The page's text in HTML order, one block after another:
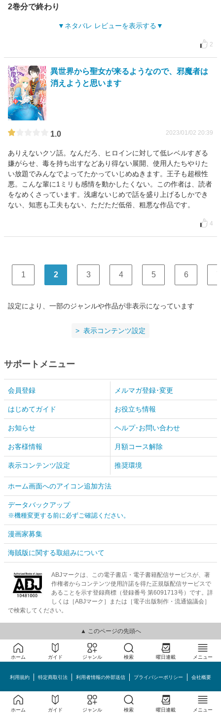
2巻分で終わり
ネタバレ レビューを表示する
2
異世界から聖女が来るようなので、邪魔者は
消えようと思います
1.0 2023/01/02 20:39
ありえないクソ話。なんだろ、ヒロインに対して低レベルすぎる
嫌がらせ、毒を持ち出すなどあり得ない展開、使用人たちやりた
い放題でみんなでよってたかっていじめぬきます。王子も超根性
悪。こんな輩に1ミリも感情を動かしたくない。この作者は、読者
をなめくさっています。浅慮ないじめで話を盛り上げるしかでき
ない、知恵も工夫もない、ただただ低俗、粗悪な作品です。
4
1 2 3 4 5 6 7
設定により、一部のジャンルや作品が非表示になっています
表示コンテンツ設定
サポートメニュー
会員登録 メルマガ登録･変更
はじめてガイド お役立ち情報
お知らせ ヘルプ･お問い合わせ
お客様情報 月額コース解除
表示コンテンツ設定 推奨環境
ホーム画面へのアイコン追加方法
データバックアップ
※機種変更する前に必ずご確認ください。
漫画家募集
海賊版に関する取組みについて
ABJマークは、この電子書店・電子書籍配信サービスが、著
作権者からコンテンツ使用許諾を得た正規版配信サービスで
あることを示す登録商標（登録番号 第6091713号）です。詳
しくは［ABJマーク］または［電子出版制作・流通協議会］
で検索してください。
▲ このページの先頭へ
ホーム ガイド ジャンル 検索 曜日連載 メニュー
利用規約 特定商取引法 利用者情報の外部送信 プライバシーポリシー 会社概要
めちゃコミック©MechaComic, Inc.
ホーム ガイド ジャンル 検索 曜日連載 メニュー